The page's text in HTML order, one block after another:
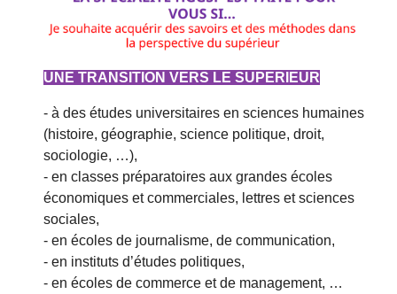
UNE TRANSITION VERS LE SUPERIEUR
- à des études universitaires en sciences humaines
(histoire, géographie, science politique, droit,
sociologie, …),
- en classes préparatoires aux grandes écoles
économiques et commerciales, lettres et sciences
sociales,
- en écoles de journalisme, de communication,
- en instituts d’études politiques,
- en écoles de commerce et de management, …